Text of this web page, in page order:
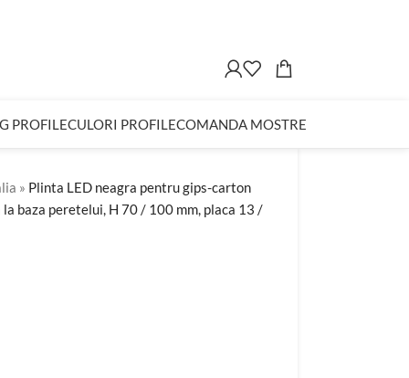
PROFILECULORI PROFILECOMANDA MOSTRE
» Plinta LED neagra pentru gips-carton
baza peretelui, H 70 / 100 mm, placa 13 /